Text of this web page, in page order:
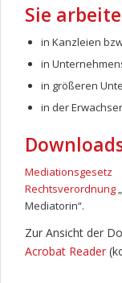
Sie
in Kanzleien
in
in größeren
in der
Mediationsgesetz
Rechtsverordnung
Mediatorin“.
Zur Ansicht der
Acrobat Reader